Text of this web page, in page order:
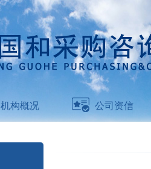
机构概况 公司资信